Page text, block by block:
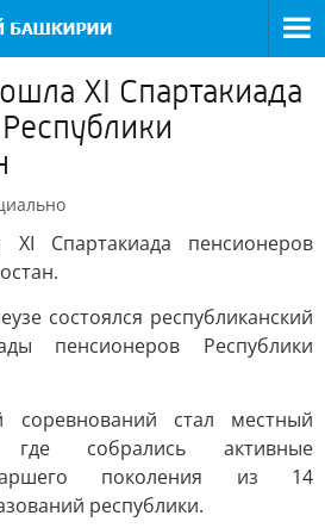
XI Спартакиада
Спартакиада пенсионеров
состоялся республиканский
пенсионеров Республики
соревнований стал местный
собрались активные
поколения из 14
республики.